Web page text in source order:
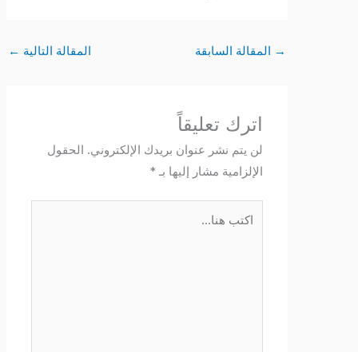
المقالة السابقة المقالة التالية←
اترك تعليقاً
لن يتم نشر عنوان بريدك الإلكتروني. الحقول
الإلزامية مشار إليها بـ*